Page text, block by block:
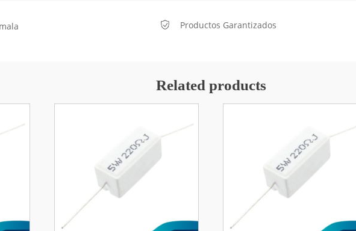
Productos Garantizados
Related products